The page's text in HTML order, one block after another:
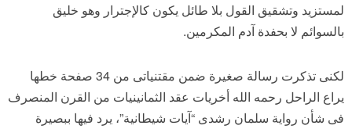
لمستزيد وتشقيق القول بلا طائل يكون كالإجترار وهو خليق
بالسوائم لا بحفدة آدم المكرمين.
لكنى تذكرت رسالة صغيرة ضمن مقتنياتى من 34 صفحة خطها
يراع الراحل رحمه الله أخريات عقد الثمانينيات من القرن المنصرف
فى شأن رواية سلمان رشدى “آيات شيطانية”، يرد فيها ببصيرة